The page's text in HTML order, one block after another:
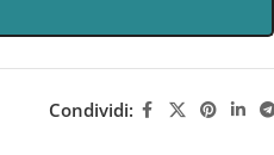
Condividi: